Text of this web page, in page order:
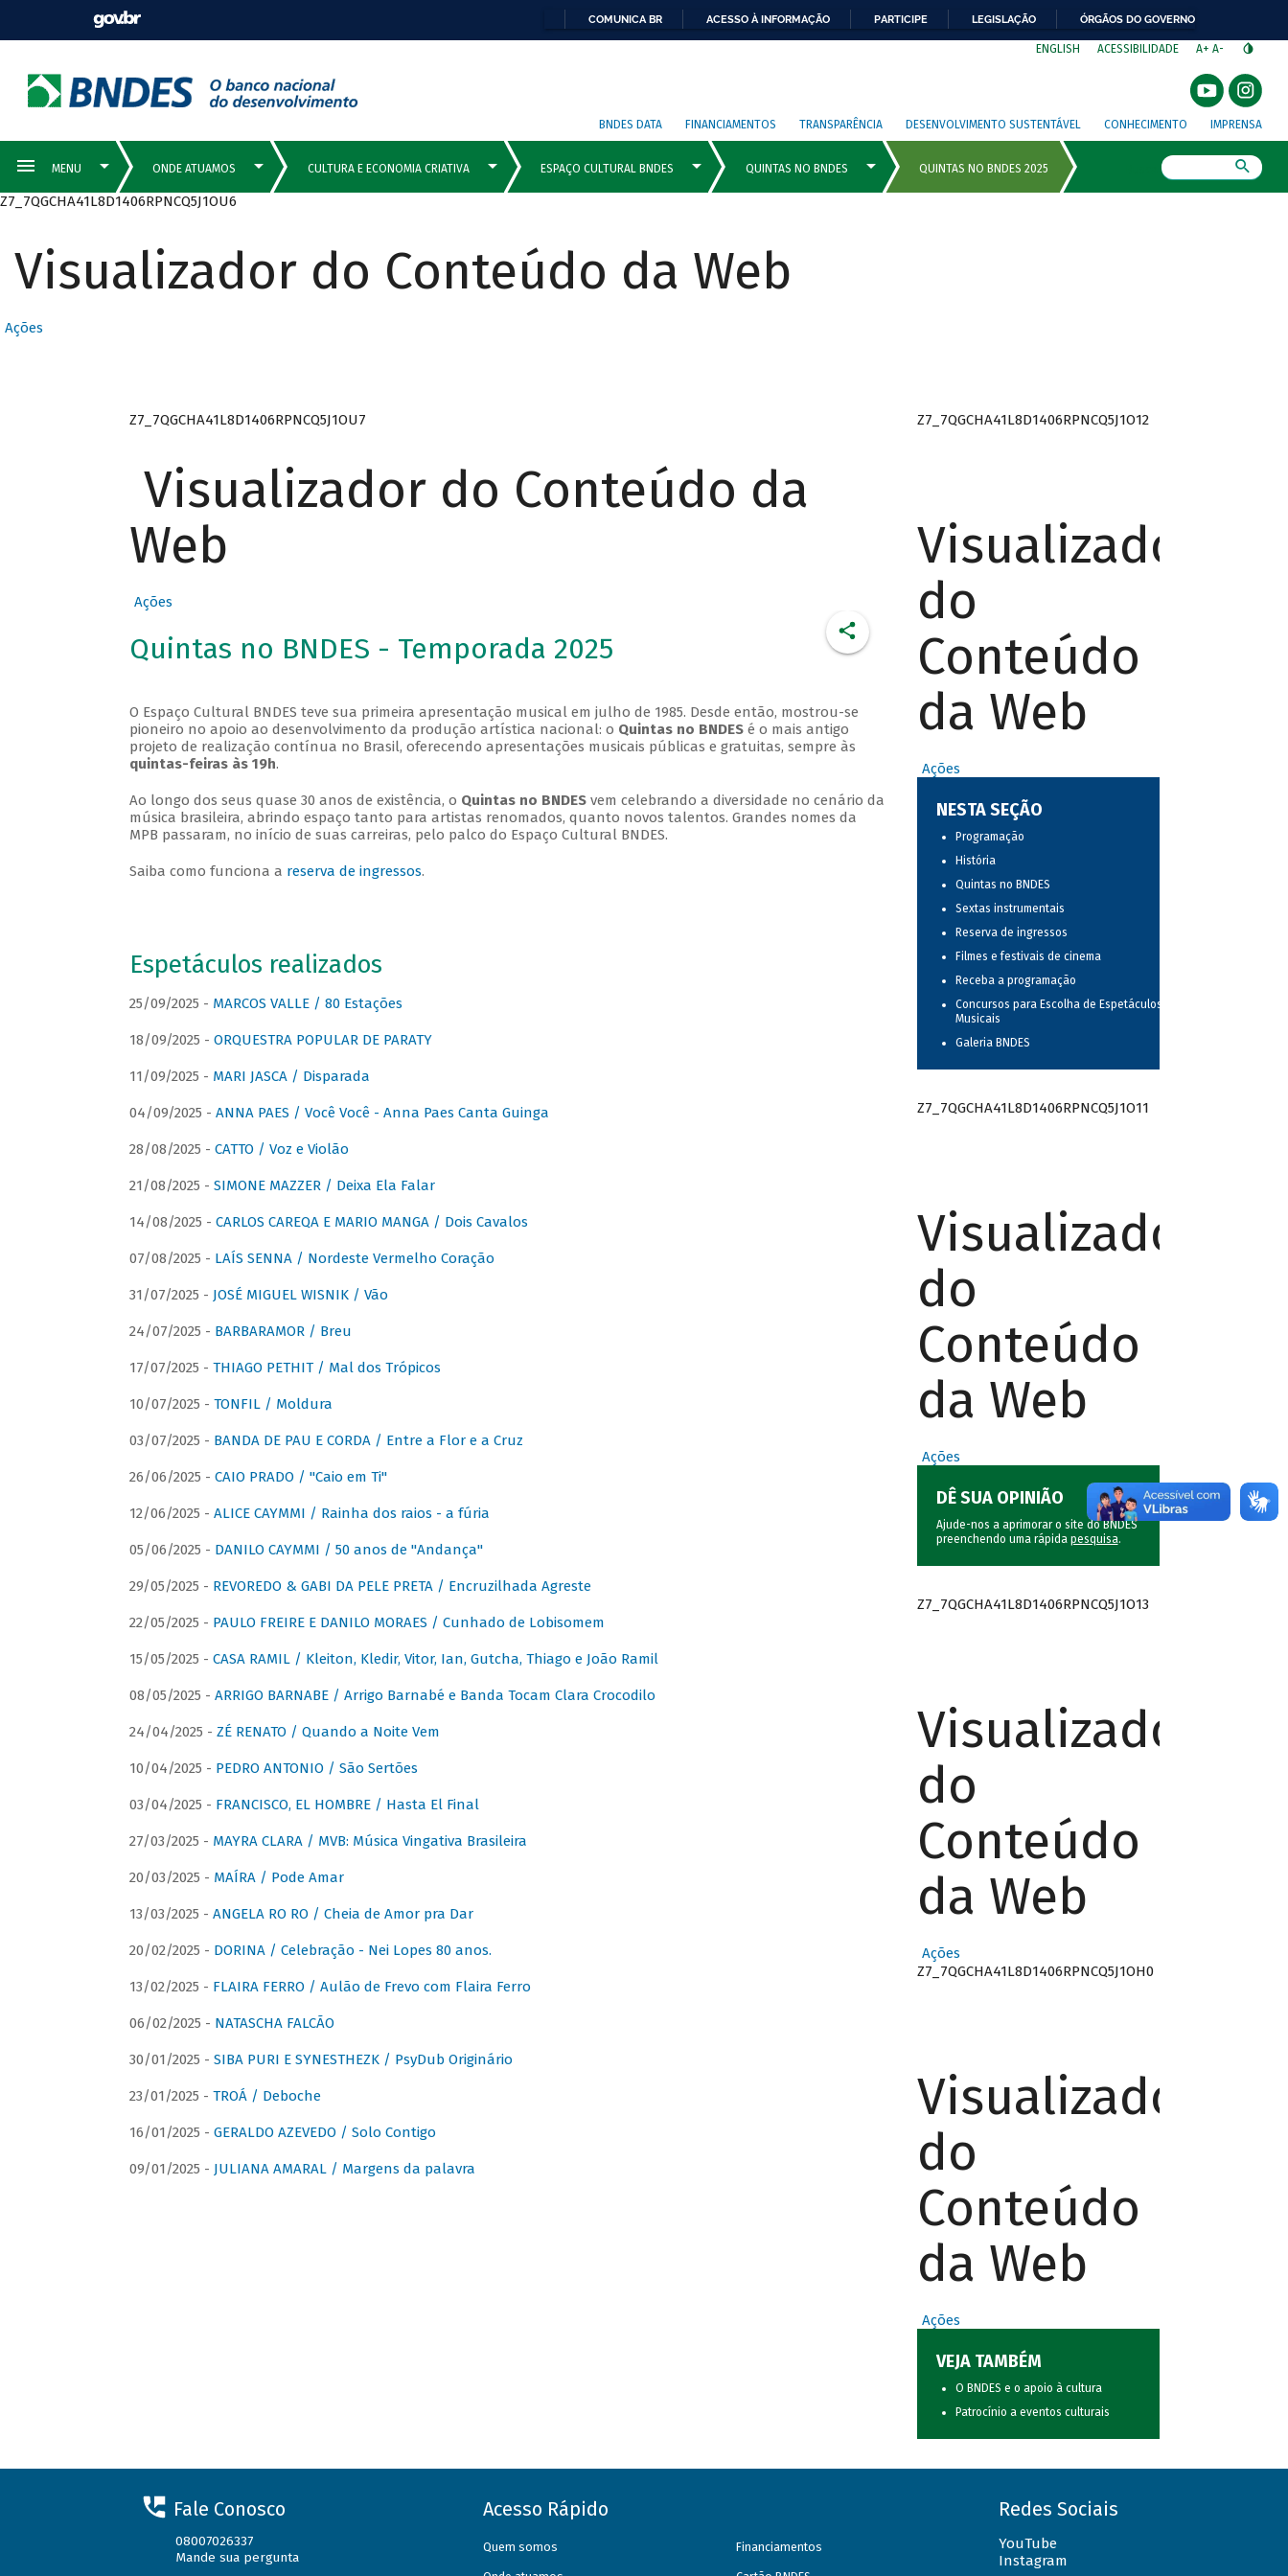
COMUNICA BR ACESSO À INFORMAÇÃO PARTICIPE LEGISLAÇÃO ÓRGÃOS DO GOVERNO
ENGLISH ACESSIBILIDADE A+ A-
BNDES DATA FINANCIAMENTOS TRANSPARÊNCIA DESENVOLVIMENTO SUSTENTÁVEL CONHECIMENTO IMPRENSA
Z7_7QGCHA41L8D1406RPNCQ5J1OU6
Visualizador do Conteúdo da Web
Ações
Z7_7QGCHA41L8D1406RPNCQ5J1OU7
Visualizador do Conteúdo da
Web
Ações
Quintas no BNDES - Temporada 2025
O Espaço Cultural BNDES teve sua primeira apresentação musical em julho de 1985. Desde então, mostrou-se
pioneiro no apoio ao desenvolvimento da produção artística nacional: o Quintas no BNDESé o mais antigo
projeto de realização contínua no Brasil, oferecendo apresentações musicais públicas e gratuitas, sempre às
quintas-feiras às 19h.
Ao longo dos seus quase 30 anos de existência, o Quintas no BNDESvem celebrando a diversidade no cenário da
música brasileira, abrindo espaço tanto para artistas renomados, quanto novos talentos. Grandes nomes da
MPB passaram, no início de suas carreiras, pelo palco do Espaço Cultural BNDES.
Saiba como funciona a reserva de ingressos.
Espetáculos realizados
25/09/2025 - MARCOS VALLE / 80 Estações
18/09/2025 - ORQUESTRA POPULAR DE PARATY
11/09/2025 - MARI JASCA / Disparada
04/09/2025 - ANNA PAES / Você Você - Anna Paes Canta Guinga
28/08/2025 - CATTO / Voz e Violão
21/08/2025 - SIMONE MAZZER / Deixa Ela Falar
14/08/2025 - CARLOS CAREQA E MARIO MANGA / Dois Cavalos
07/08/2025 - LAÍS SENNA / Nordeste Vermelho Coração
31/07/2025 - JOSÉ MIGUEL WISNIK / Vão
24/07/2025 - BARBARAMOR / Breu
17/07/2025 - THIAGO PETHIT / Mal dos Trópicos
10/07/2025 - TONFIL / Moldura
03/07/2025 - BANDA DE PAU E CORDA / Entre a Flor e a Cruz
26/06/2025 - CAIO PRADO / "Caio em Ti"
12/06/2025 - ALICE CAYMMI / Rainha dos raios - a fúria
05/06/2025 - DANILO CAYMMI / 50 anos de "Andança"
29/05/2025 - REVOREDO & GABI DA PELE PRETA / Encruzilhada Agreste
22/05/2025 - PAULO FREIRE E DANILO MORAES / Cunhado de Lobisomem
15/05/2025 - CASA RAMIL / Kleiton, Kledir, Vitor, Ian, Gutcha, Thiago e João Ramil
08/05/2025 - ARRIGO BARNABE / Arrigo Barnabé e Banda Tocam Clara Crocodilo
24/04/2025 - ZÉ RENATO / Quando a Noite Vem
10/04/2025 - PEDRO ANTONIO / São Sertões
03/04/2025 - FRANCISCO, EL HOMBRE / Hasta El Final
27/03/2025 - MAYRA CLARA / MVB: Música Vingativa Brasileira
20/03/2025 - MAÍRA / Pode Amar
13/03/2025 - ANGELA RO RO / Cheia de Amor pra Dar
20/02/2025 - DORINA / Celebração - Nei Lopes 80 anos.
13/02/2025 - FLAIRA FERRO / Aulão de Frevo com Flaira Ferro
06/02/2025 - NATASCHA FALCÃO
30/01/2025 - SIBA PURI E SYNESTHEZK / PsyDub Originário
23/01/2025 - TROÁ / Deboche
16/01/2025 - GERALDO AZEVEDO / Solo Contigo
09/01/2025 - JULIANA AMARAL / Margens da palavra
Z7_7QGCHA41L8D1406RPNCQ5J1O12
Visualizador
do
Conteúdo
da Web
Ações
NESTA SEÇÃO
Programação
História
Quintas no BNDES
Sextas instrumentais
Reserva de ingressos
Filmes e festivais de cinema
Receba a programação
Concursos para Escolha de Espetáculos
Musicais
Galeria BNDES
Z7_7QGCHA41L8D1406RPNCQ5J1O11
Visualizador
do
Conteúdo
da Web
Ações
DÊ SUA OPINIÃO
Ajude-nos a aprimorar o site do BNDES
preenchendo uma rápida pesquisa.
Z7_7QGCHA41L8D1406RPNCQ5J1O13
Visualizador
do
Conteúdo
da Web
Ações
Z7_7QGCHA41L8D1406RPNCQ5J1OH0
Visualizador
do
Conteúdo
da Web
Ações
VEJA TAMBÉM
O BNDES e o apoio à cultura
Patrocínio a eventos culturais
Fale Conosco
08007026337
Mande sua pergunta
Acesso Rápido
Quem somos Financiamentos
Redes Sociais
YouTube
Instagram